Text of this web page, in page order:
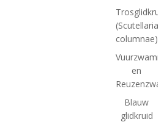
(Scutellaria
columnae)
en
Blauw
glidkruid